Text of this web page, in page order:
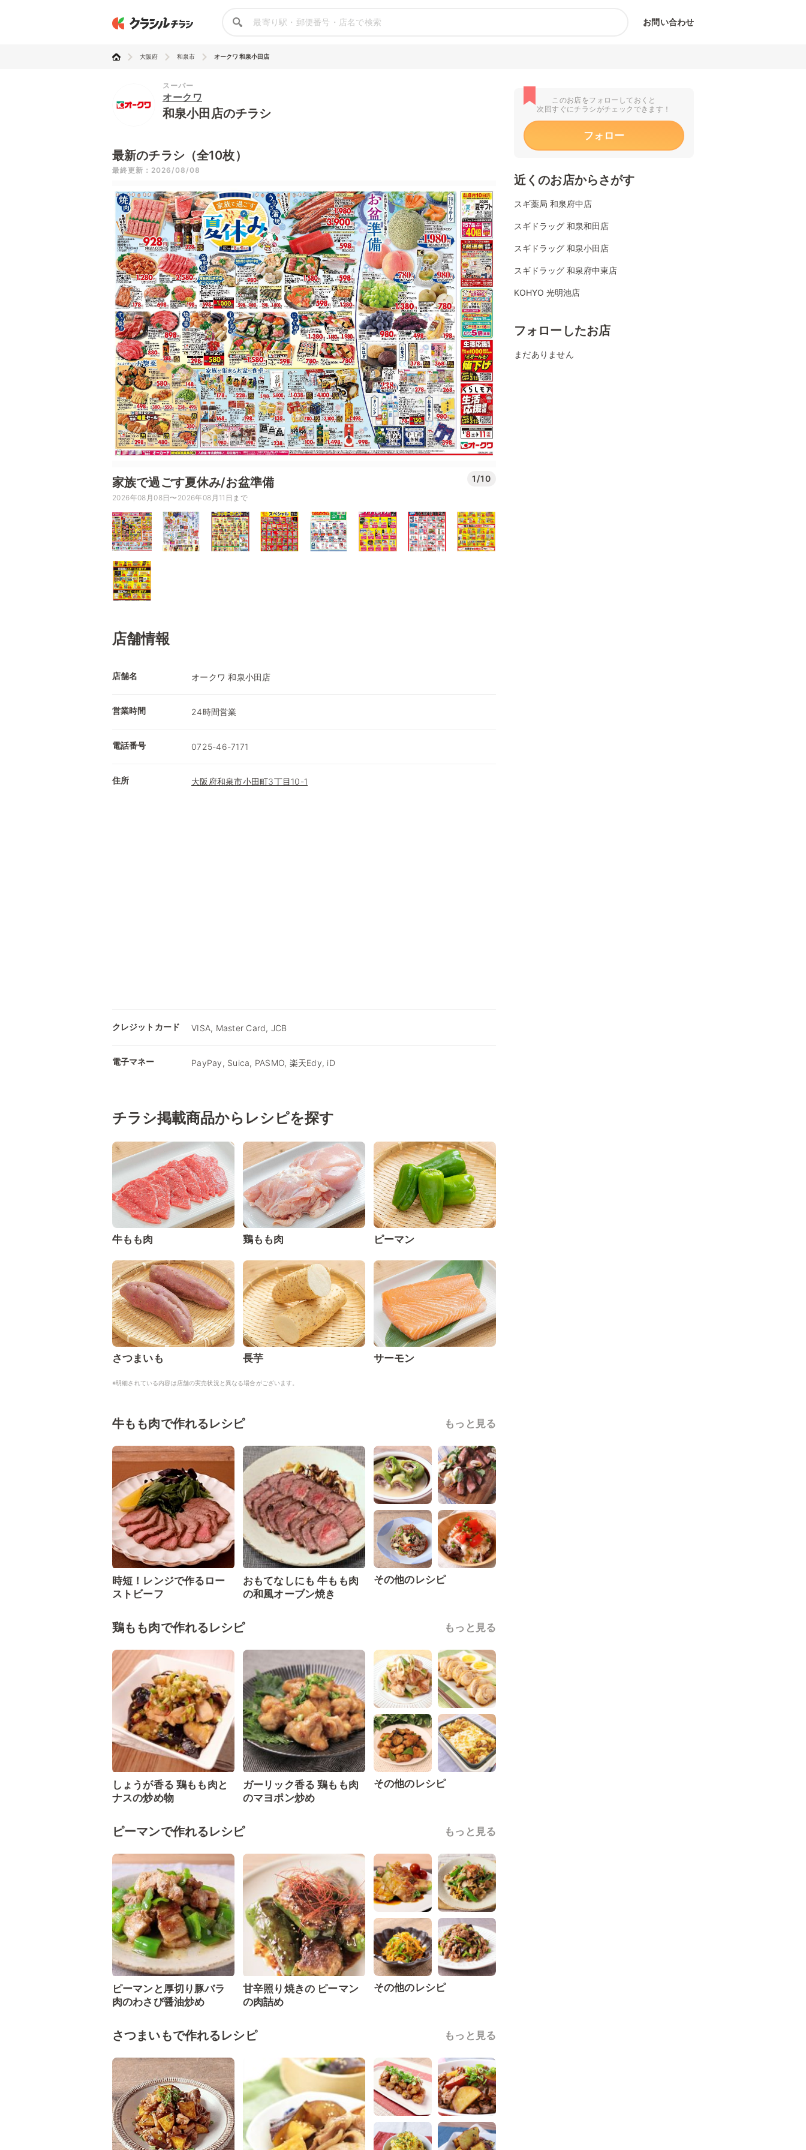
お問い合わせ
大阪府 和泉市 オークワ 和泉小田店
スーパー
オークワ
和泉小田店のチラシ
最新のチラシ（全10枚）
最終更新：2026/08/08
家族で過ごす夏休み/お盆準備 1/10
2026年08月08日〜2026年08月11日まで
店舗情報
店舗名 オークワ 和泉小田店
営業時間 24時間営業
電話番号 0725-46-7171
住所 大阪府和泉市小田町3丁目10-1
クレジットカード VISA, Master Card, JCB
電子マネー PayPay, Suica, PASMO, 楽天Edy, iD
チラシ掲載商品からレシピを探す
牛もも肉 鶏もも肉 ピーマン
さつまいも 長芋 サーモン
※明細されている内容は店舗の実売状況と異なる場合がございます。
牛もも肉で作れるレシピ もっと見る
時短！レンジで作るロー
ストビーフ
おもてなしにも 牛もも肉
の和風オーブン焼き
その他のレシピ
鶏もも肉で作れるレシピ もっと見る
しょうが香る 鶏もも肉と
ナスの炒め物
ガーリック香る 鶏もも肉
のマヨポン炒め
その他のレシピ
ピーマンで作れるレシピ もっと見る
ピーマンと厚切り豚バラ
肉のわさび醤油炒め
甘辛照り焼きの ピーマン
の肉詰め
その他のレシピ
さつまいもで作れるレシピ もっと見る
このお店をフォローしておくと
次回すぐにチラシがチェックできます！
フォロー
近くのお店からさがす
スギ薬局 和泉府中店
スギドラッグ 和泉和田店
スギドラッグ 和泉小田店
スギドラッグ 和泉府中東店
KOHYO 光明池店
フォローしたお店
まだありません